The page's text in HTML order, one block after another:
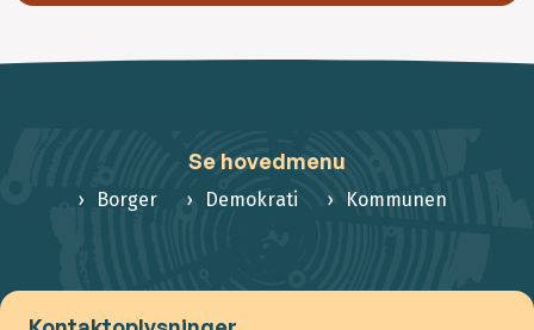
Se hovedmenu
Borger Demokrati Kommunen